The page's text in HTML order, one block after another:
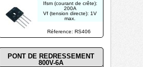
PONT DE REDRESSEMENT
800V-6A
Réference: RS406
Ifsm (courant de crête):
200A
Vf (tension directe): 1V
max.
Ir (courant inverse):
10µA